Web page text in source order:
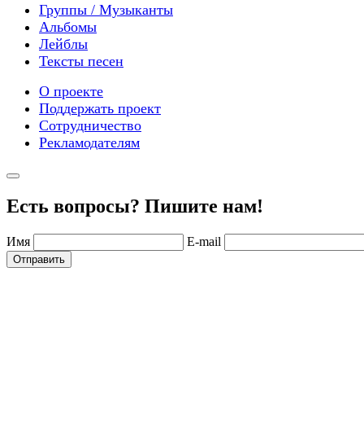
Группы / Музыканты
Альбомы
Лейблы
Тексты песен
О проекте
Поддержать проект
Сотрудничество
Рекламодателям
Есть вопросы? Пишите нам!
Имя E-mail